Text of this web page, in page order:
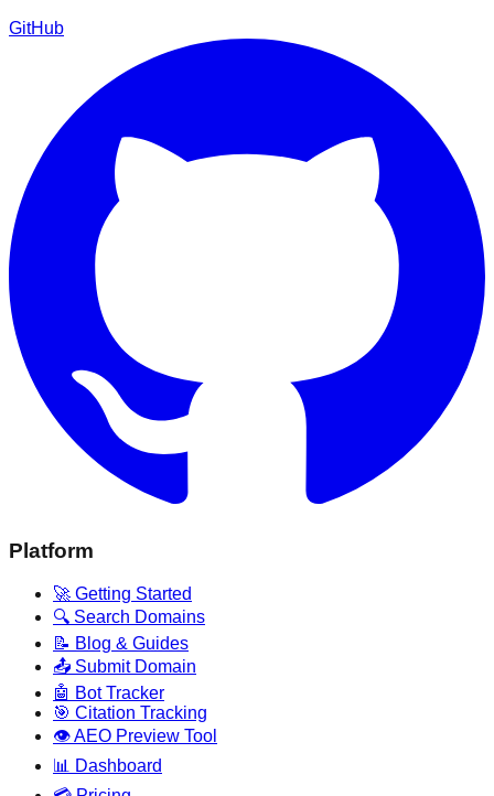
GitHub
Platform
🚀 Getting Started
🔍 Search Domains
📝 Blog & Guides
📤 Submit Domain
🤖 Bot Tracker
🎯 Citation Tracking
👁️ AEO Preview Tool
📊 Dashboard